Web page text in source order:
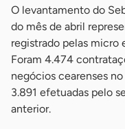
O levantamento do
do mês de abril
registrado pelas micro
Foram 4.474
negócios cearenses
3.891 efetuadas pelo
anterior.